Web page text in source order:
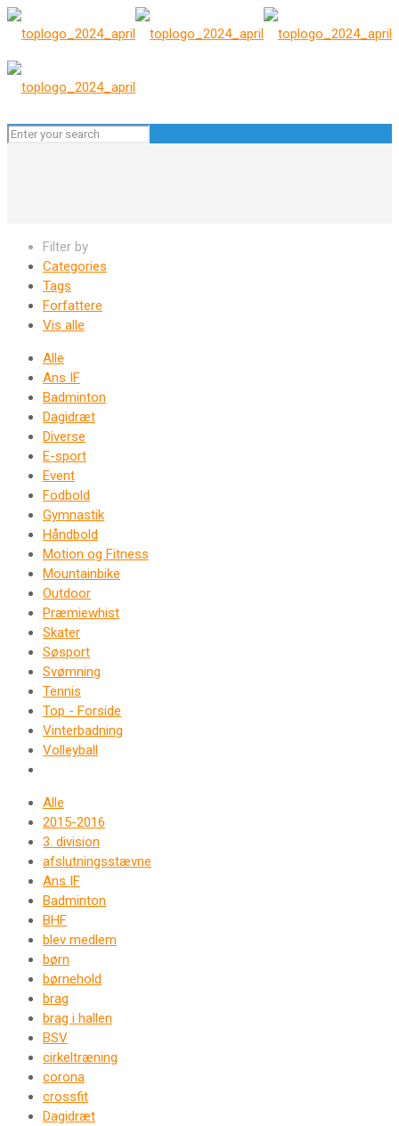
Filter by
Categories
Tags
Forfattere
Vis alle
Alle
Ans IF
Badminton
Dagidræt
Diverse
E-sport
Event
Fodbold
Gymnastik
Håndbold
Motion og Fitness
Mountainbike
Outdoor
Præmiewhist
Skater
Søsport
Svømning
Tennis
Top - Forside
Vinterbadning
Volleyball
Alle
2015-2016
3. division
afslutningsstævne
Ans IF
Badminton
BHF
blev medlem
børn
børnehold
brag
brag i hallen
BSV
cirkeltræning
corona
crossfit
Dagidræt